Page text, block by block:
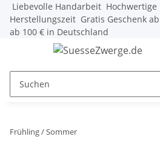
Liebevolle Handarbeit
Herstellungszeit Gratis Geschenk
ab 100 € in Deutschland
Frühling / Sommer